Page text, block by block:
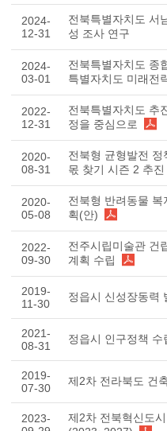
2024-
12-31
전북특별자치도 서
성 조사 연구
2024-
03-01
전북특별자치도 종
특별자치도 미래전
2022-
12-31
전북특별자치도 추
정을 중심으로
2020-
08-31
전북형 균형발전
몫 찾기 시즌 2 추
2020-
05-08
전북형 반려동물 복
획(안)
2022-
09-30
전주시립미술관 건
계획 수립
2019-
11-30
정읍시 신성장동력
2021-
08-31
정읍시 인구정책 수
2019-
07-30
제2차 전라북도 건
2023-
제2차 전북혁신도